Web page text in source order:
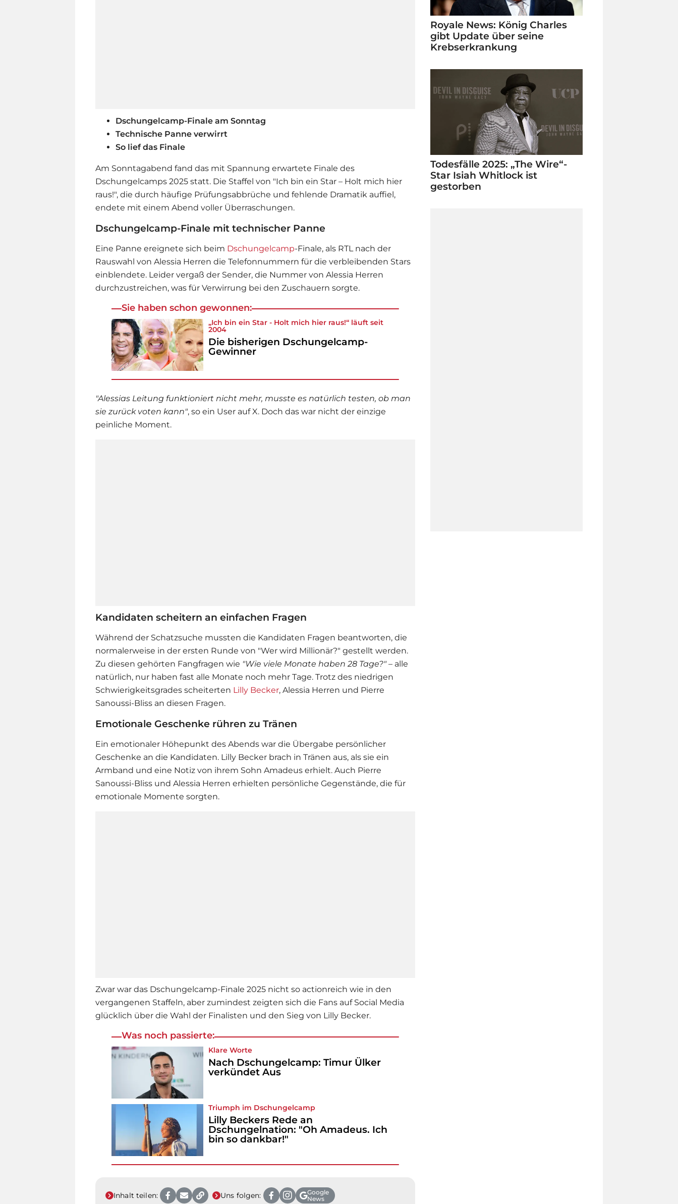
Dschungelcamp-Finale am Sonntag
Technische Panne verwirrt
So lief das Finale
Am Sonntagabend fand das mit Spannung erwartete Finale des
Dschungelcamps 2025 statt. Die Staffel von "Ich bin ein Star – Holt mich hier
raus!", die durch häufige Prüfungsabbrüche und fehlende Dramatik auffiel,
endete mit einem Abend voller Überraschungen.
Dschungelcamp-Finale mit technischer Panne
Eine Panne ereignete sich beim Dschungelcamp-Finale, als RTL nach der
Rauswahl von Alessia Herren die Telefonnummern für die verbleibenden Stars
einblendete. Leider vergaß der Sender, die Nummer von Alessia Herren
durchzustreichen, was für Verwirrung bei den Zuschauern sorgte.
Sie haben schon gewonnen:
„Ich bin ein Star - Holt mich hier raus!“ läuft seit
2004
Die bisherigen Dschungelcamp-
Gewinner
"Alessias Leitung funktioniert nicht mehr, musste es natürlich testen, ob man
sie zurück voten kann", so ein User auf X. Doch das war nicht der einzige
peinliche Moment.
Kandidaten scheitern an einfachen Fragen
Während der Schatzsuche mussten die Kandidaten Fragen beantworten, die
normalerweise in der ersten Runde von "Wer wird Millionär?" gestellt werden.
Zu diesen gehörten Fangfragen wie "Wie viele Monate haben 28 Tage?" – alle
natürlich, nur haben fast alle Monate noch mehr Tage. Trotz des niedrigen
Schwierigkeitsgrades scheiterten Lilly Becker, Alessia Herren und Pierre
Sanoussi-Bliss an diesen Fragen.
Emotionale Geschenke rühren zu Tränen
Ein emotionaler Höhepunkt des Abends war die Übergabe persönlicher
Geschenke an die Kandidaten. Lilly Becker brach in Tränen aus, als sie ein
Armband und eine Notiz von ihrem Sohn Amadeus erhielt. Auch Pierre
Sanoussi-Bliss und Alessia Herren erhielten persönliche Gegenstände, die für
emotionale Momente sorgten.
Zwar war das Dschungelcamp-Finale 2025 nicht so actionreich wie in den
vergangenen Staffeln, aber zumindest zeigten sich die Fans auf Social Media
glücklich über die Wahl der Finalisten und den Sieg von Lilly Becker.
Was noch passierte:
Klare Worte
Nach Dschungelcamp: Timur Ülker
verkündet Aus
Triumph im Dschungelcamp
Lilly Beckers Rede an
Dschungelnation: "Oh Amadeus. Ich
bin so dankbar!"
Inhalt teilen: Uns folgen:
Google
News
Royale News: König Charles
gibt Update über seine
Krebserkrankung
Todesfälle 2025: „The Wire“-
Star Isiah Whitlock ist
gestorben